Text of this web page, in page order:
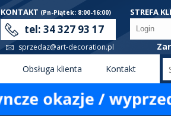
KONTAKT (Pn-Piątek: 8:00-16:00)
tel: 34 327 93 17
sprzedaz@art-decoration.pl
STREFA
Obsługa klienta Kontakt